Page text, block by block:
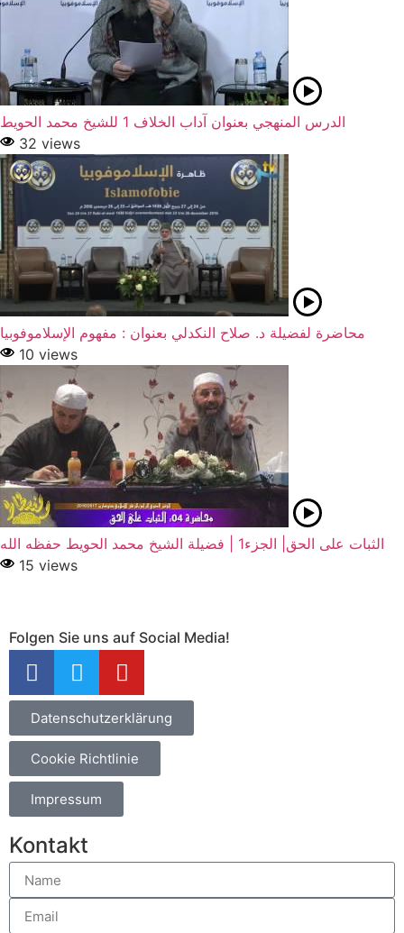
الدرس المنهجي بعنوان آداب الخلاف 1 للشيخ محمد الحويط
32 views
محاضرة لفضيلة د. صلاح النكدلي بعنوان : مفهوم الإسلاموفوبيا
10 views
الثبات على الحق| الجزء1 | فضيلة الشيخ محمد الحويط حفظه الله
15 views
Folgen Sie uns auf Social Media!
Datenschutzerklärung
Cookie Richtlinie
Impressum
Kontakt